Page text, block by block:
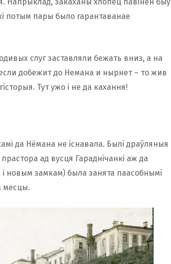
потым пары было гарантаванае
слуг заставляли бежать вниз, а на
добежит до Немана и нырнет – то жив
Тут ужо і не да кахання!
да Нёмана не існавала. Былі драўляныя
ад вусця Гараднічанкі аж да
новым замкам) была занята паасобнымі
месцы.